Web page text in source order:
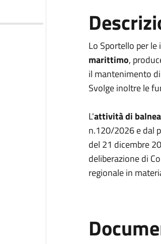
Lo Sportello per
marittimo,
il mantenimento
Svolge inoltre le
L'attività di
n.120/2026 e dal
del 21 dicembre
deliberazione di
regionale in